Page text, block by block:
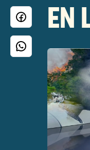
EN